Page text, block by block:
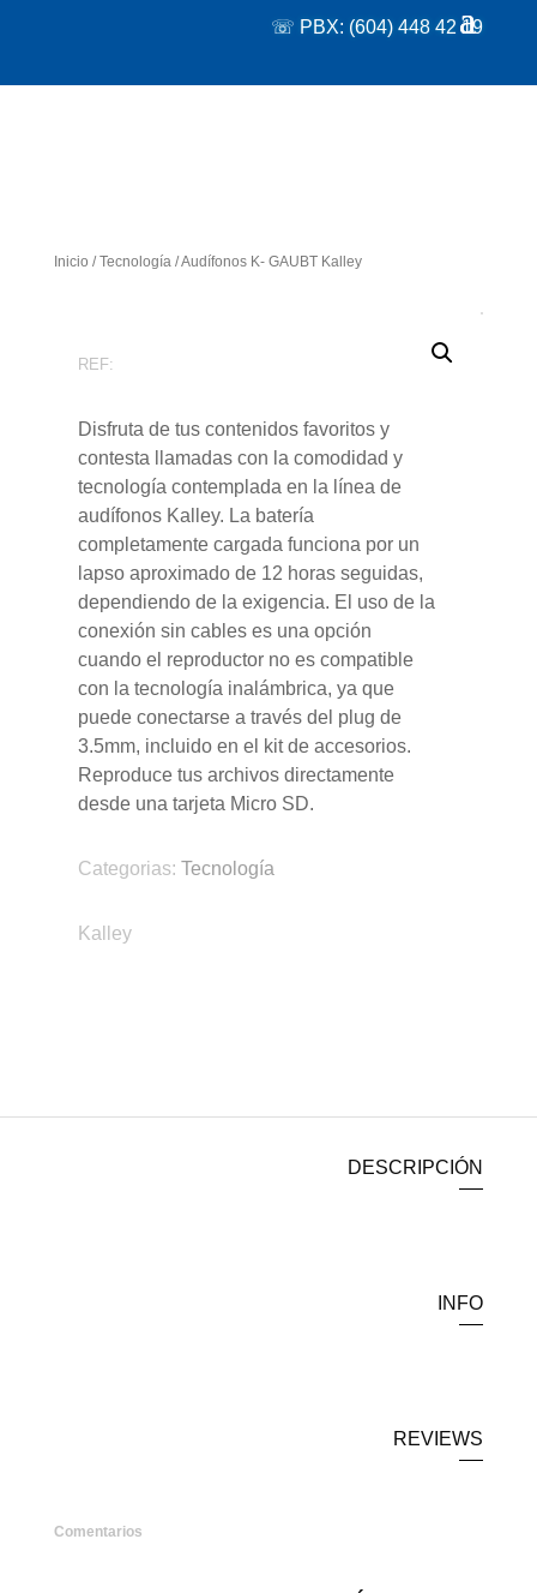
☏ PBX: (604) 448 42 19
Inicio /Tecnología/ Audífonos K- GAUBT Kalley
REF:
Disfruta de tus contenidos favoritos y
contesta llamadas con la comodidad y
tecnología contemplada en la línea de
audífonos Kalley. La batería
completamente cargada funciona por un
lapso aproximado de 12 horas seguidas,
dependiendo de la exigencia. El uso de la
conexión sin cables es una opción
cuando el reproductor no es compatible
con la tecnología inalámbrica, ya que
puede conectarse a través del plug de
3.5mm, incluido en el kit de accesorios.
Reproduce tus archivos directamente
desde una tarjeta Micro SD.
Categorias: Tecnología
Kalley
DESCRIPCIÓN
INFO
REVIEWS
Comentarios